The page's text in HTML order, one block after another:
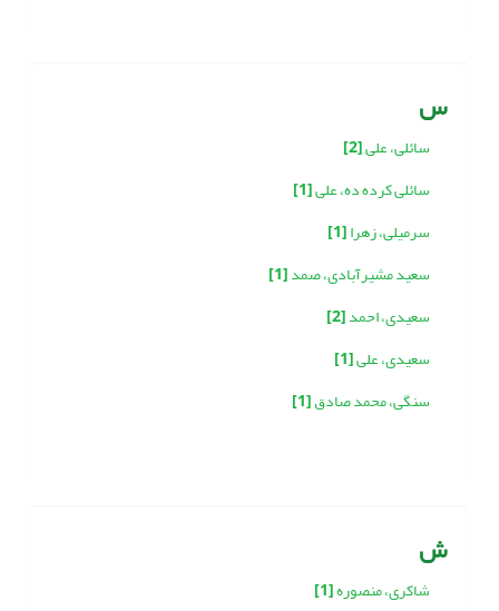
س
سائلی، علی[2]
سائلی کرده ده، علی[1]
سرمیلی، زهرا[1]
سعید مشیرآبادی، صمد[1]
سعیدی، احمد[2]
سعیدی، علی[1]
سنگی، محمد صادق[1]
ش
شاکری، منصوره[1]